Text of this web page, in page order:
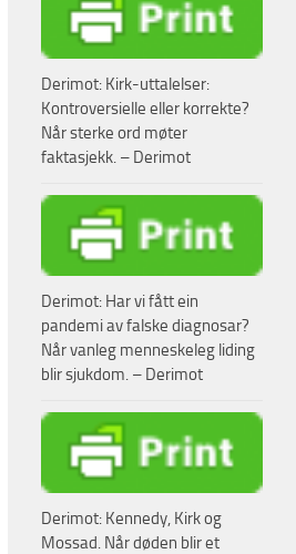
Derimot: Kirk-uttalelser:
Kontroversielle eller korrekte?
Når sterke ord møter
faktasjekk. – Derimot
Derimot: Har vi fått ein
pandemi av falske diagnosar?
Når vanleg menneskeleg liding
blir sjukdom. – Derimot
Derimot: Kennedy, Kirk og
Mossad. Når døden blir et